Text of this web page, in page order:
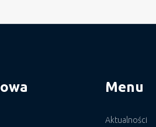
Menu
Aktualności